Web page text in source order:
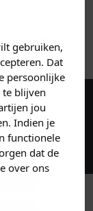
gebruiken,
Dat
persoonlijke
te blijven
jou
Indien je
functionele
dat de
over ons
5%
op